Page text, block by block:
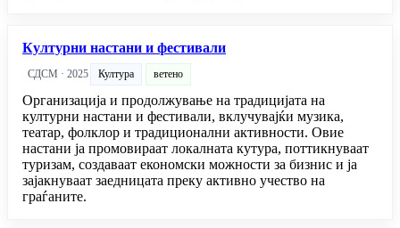
Културни настани и фестивали
СДСМ · 2025 Култура ветено
Организација и продолжување на традицијата на
културни настани и фестивали, вклучувајќи музика,
театар, фолклор и традиционални активности. Овие
настани ја промовираат локалната кутура, поттикнуваат
туризам, создаваат економски можности за бизнис и ја
зајакнуваат заедницата преку активно учество на
граѓаните.